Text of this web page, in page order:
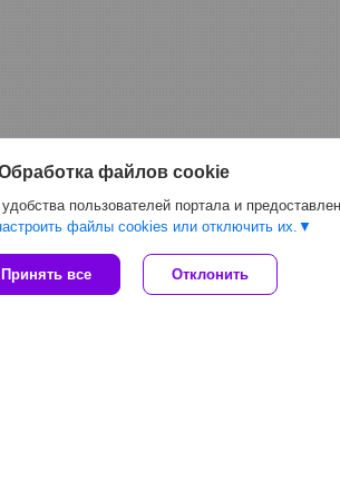
файлов cookie
пользователей портала и
файлы cookies или отключить их.
Принять все Отклонить